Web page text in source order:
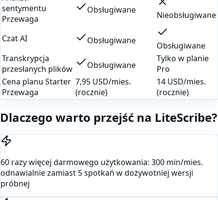
sentymentu
Przewaga
Obsługiwane Nieobsługiwane
Czat AI Obsługiwane
Obsługiwane
Transkrypcja
przesłanych plików
Obsługiwane
Tylko w planie
Pro
Cena planu Starter
Przewaga
7,95 USD/mies.
(rocznie)
14 USD/mies.
(rocznie)
Dlaczego warto przejść na LiteScribe?
60 razy więcej darmowego użytkowania: 300 min/mies.
odnawialnie zamiast 5 spotkań w dożywotniej wersji
próbnej